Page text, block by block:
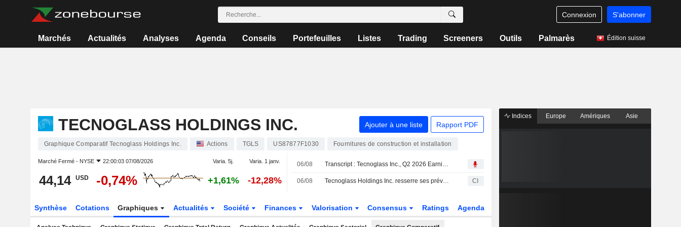
Connexion S'abonner
Marchés Actualités Analyses Agenda Conseils Portefeuilles Listes Trading Screeners Outils Palmarès Édition suisse
TECNOGLASS HOLDINGS INC. Ajouter à une liste Rapport PDF
Graphique Comparatif Tecnoglass Holdings Inc. Actions TGLS US87877F1030 Fournitures de construction et installation
Marché Fermé - NYSE 22:00:03 07/08/2026 Varia. 5j. Varia. 1 janv.
44,14 USD -0,74% +1,61% -12,28%
06/08 Transcript : Tecnoglass Inc., Q2 2026 Earnings Call, Aug 06, 2026
06/08 Tecnoglass Holdings Inc. resserre ses prévisions de résultats pour l'exercice 2026 CI
Synthèse Cotations Graphiques Actualités Société Finances Valorisation Consensus Ratings Agenda
Indices Europe Amériques Asie